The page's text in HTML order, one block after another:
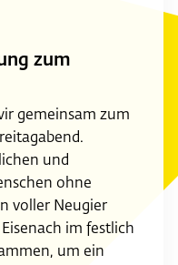
zum
gemeinsam zum
und
ohne
voller Neugier
im festlich
um ein